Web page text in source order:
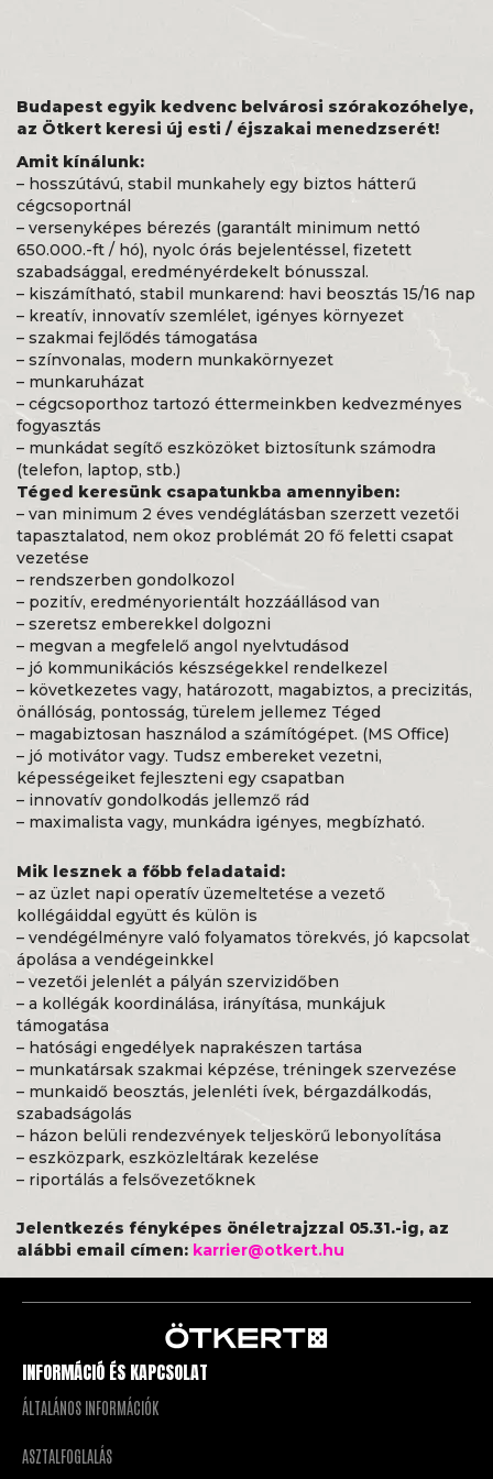
Budapest egyik kedvenc belvárosi szórakozóhelye,
az Ötkert keresi új esti / éjszakai menedzserét!
Amit kínálunk:
– hosszútávú, stabil munkahely egy biztos hátterű
cégcsoportnál
– versenyképes bérezés (garantált minimum nettó
650.000.-ft / hó), nyolc órás bejelentéssel, fizetett
szabadsággal, eredményérdekelt bónusszal.
– kiszámítható, stabil munkarend: havi beosztás 15/16 nap
– kreatív, innovatív szemlélet, igényes környezet
– szakmai fejlődés támogatása
– színvonalas, modern munkakörnyezet
– munkaruházat
– cégcsoporthoz tartozó éttermeinkben kedvezményes
fogyasztás
– munkádat segítő eszközöket biztosítunk számodra
(telefon, laptop, stb.)
Téged keresünk csapatunkba amennyiben:
– van minimum 2 éves vendéglátásban szerzett vezetői
tapasztalatod, nem okoz problémát 20 fő feletti csapat
vezetése
– rendszerben gondolkozol
– pozitív, eredményorientált hozzáállásod van
– szeretsz emberekkel dolgozni
– megvan a megfelelő angol nyelvtudásod
– jó kommunikációs készségekkel rendelkezel
– következetes vagy, határozott, magabiztos, a precizitás,
önállóság, pontosság, türelem jellemez Téged
– magabiztosan használod a számítógépet. (MS Office)
– jó motivátor vagy. Tudsz embereket vezetni,
képességeiket fejleszteni egy csapatban
– innovatív gondolkodás jellemző rád
– maximalista vagy, munkádra igényes, megbízható.
Mik lesznek a főbb feladataid:
– az üzlet napi operatív üzemeltetése a vezető
kollégáiddal együtt és külön is
– vendégélményre való folyamatos törekvés, jó kapcsolat
ápolása a vendégeinkkel
– vezetői jelenlét a pályán szervizidőben
– a kollégák koordinálása, irányítása, munkájuk
támogatása
– hatósági engedélyek naprakészen tartása
– munkatársak szakmai képzése, tréningek szervezése
– munkaidő beosztás, jelenléti ívek, bérgazdálkodás,
szabadságolás
– házon belüli rendezvények teljeskörű lebonyolítása
– eszközpark, eszközleltárak kezelése
– riportálás a felsővezetőknek
Jelentkezés fényképes önéletrajzzal 05.31.-ig, az
alábbi email címen: karrier@otkert.hu
INFORMÁCIÓ ÉS KAPCSOLAT
ÁLTALÁNOS INFORMÁCIÓK
ASZTALFOGLALÁS